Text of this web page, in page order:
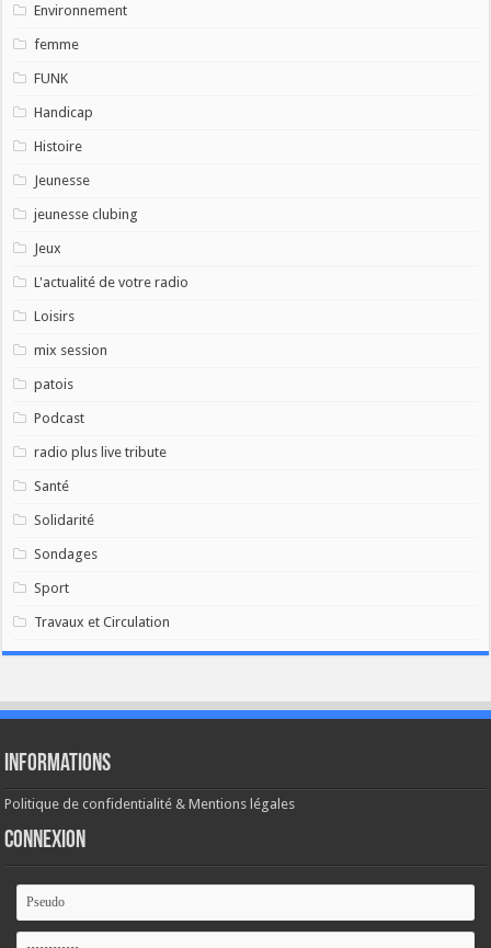
Environnement
femme
FUNK
Handicap
Histoire
Jeunesse
jeunesse clubing
Jeux
L'actualité de votre radio
Loisirs
mix session
patois
Podcast
radio plus live tribute
Santé
Solidarité
Sondages
Sport
Travaux et Circulation
Informations
Politique de confidentialité & Mentions légales
Connexion